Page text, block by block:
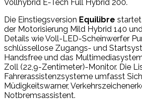
Vollhybrid E-Tech Full Hybrid 200.
Die Einstiegsversion Equilibre startet
der Motorisierung Mild Hybrid 140
Details wie Voll-LED-Scheinwerfer
schlüssellose Zugangs- und
Handsfree und das
Zoll (22,9-Zentimeter)-Monitor. Die
Fahrerassistenzsysteme umfasst
Müdigkeitswarner,
Notbremsassistent.